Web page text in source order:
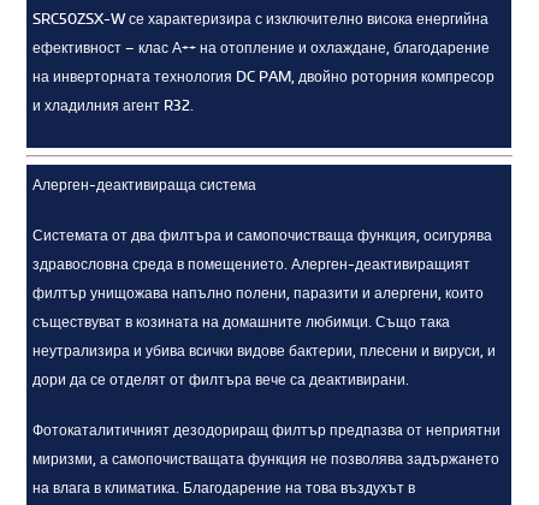
SRC50ZSX-W се характеризира с изключително висока енергийна
ефективност – клас А++ на отопление и охлаждане, благодарение
на инверторната технология DC PAM, двойно роторния компресор
и хладилния агент R32.
Алерген-деактивираща система
Системата от два филтъра и самопочистваща функция, осигурява
здравословна среда в помещението. Алерген-деактивиращият
филтър унищожава напълно полени, паразити и алергени, които
съществуват в козината на домашните любимци. Също така
неутрализира и убива всички видове бактерии, плесени и вируси, и
дори да се отделят от филтъра вече са деактивирани.
Фотокаталитичният дезодориращ филтър предпазва от неприятни
миризми, а самопочистващата функция не позволява задържането
на влага в климатика. Благодарение на това въздухът в